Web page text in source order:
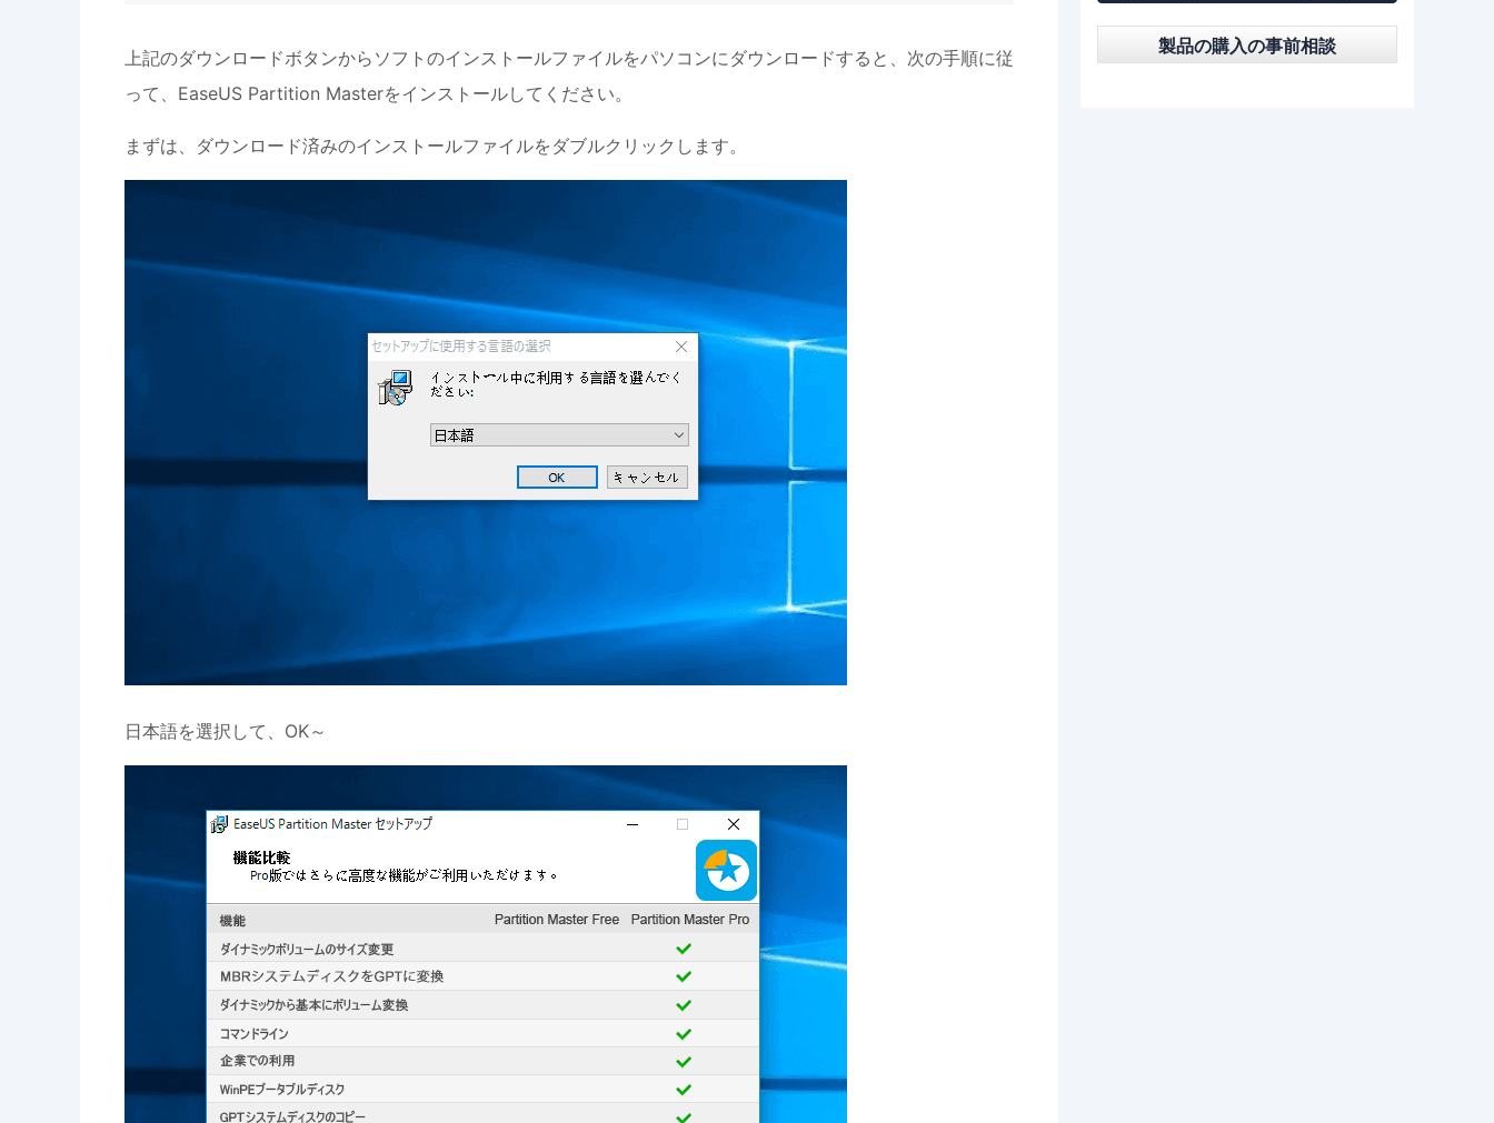
上記のダウンロードボタンからソフトのインストールファイルをパソコンにダウンロードすると、次の手順に従
って、EaseUS Partition Masterをインストールしてください。
まずは、ダウンロード済みのインストールファイルをダブルクリックします。
日本語を選択して、OK～
製品の購入の事前相談